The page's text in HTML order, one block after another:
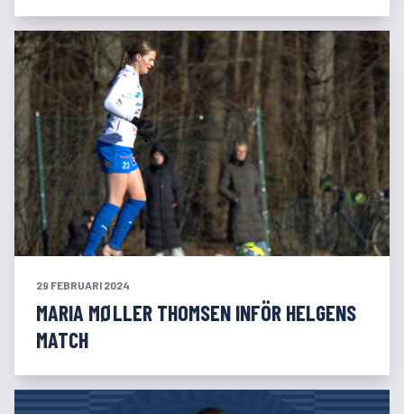
29 FEBRUARI 2024
MARIA MØLLER THOMSEN INFÖR HELGENS
MATCH